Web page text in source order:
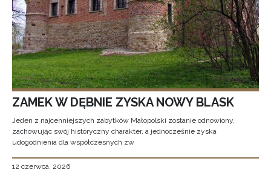
ZAMEK W DĘBNIE ZYSKA NOWY BLASK
Jeden z najcenniejszych zabytków Małopolski zostanie odnowiony,
zachowując swój historyczny charakter, a jednocześnie zyska
udogodnienia dla współczesnych zw
12 czerwca, 2026